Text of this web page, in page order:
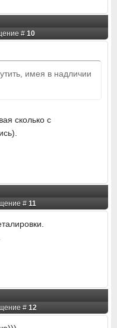
# 10
имея в надличии
сколько с
# 11
# 12